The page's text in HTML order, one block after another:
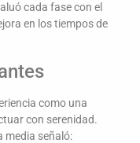
cada fase con el
en los tiempos de
como una
con serenidad.
media señaló: